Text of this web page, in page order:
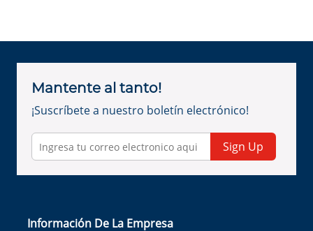
Mantente al tanto!
¡Suscríbete a nuestro boletín electrónico!
Sign Up
Información De La Empresa